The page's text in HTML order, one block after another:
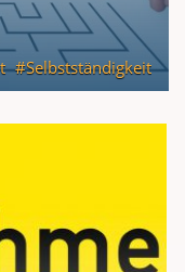
Selbstständigkeit